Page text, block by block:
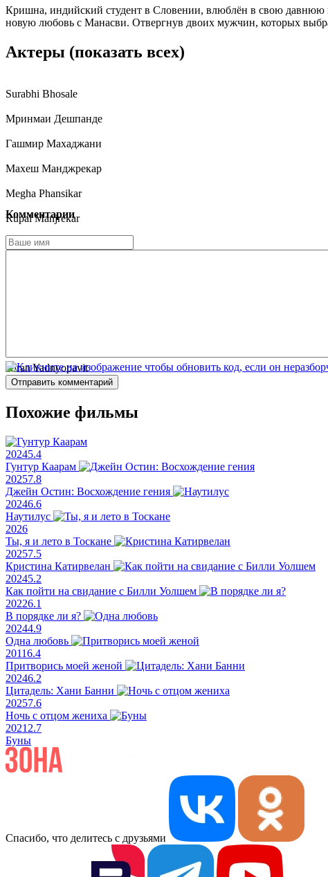
Кришна, индийский студент в Словении, влюблён в свою давнюю
новую любовь с Манасви. Отвергнув двоих мужчин, которых
Актеры (показать всех)
Surabhi Bhosale
Мринмаи Дешпанде
Гашмир Махаджани
Махеш Манджрекар
Megha Phansikar
Rupal Manjrekar
Sandeep Pathak
Kiran Yadnyopavit
Комментарии
Отправить комментарий
Похожие фильмы
20245.4
Гунтур Каарам
20257.8
Джейн Остин: Восхождение гения
20246.6
Наутилус
2026
Ты, я и лето в Тоскане
20257.5
Кристина Катирвелан
20245.2
Как пойти на свидание с Билли Уолшем
20226.1
В порядке ли я?
20244.9
Одна любовь
20116.4
Притворись моей женой
20246.2
Цитадель: Хани Банни
20257.6
Ночь с отцом жениха
2021 2.7
Буны
Спасибо, что делитесь с друзьями